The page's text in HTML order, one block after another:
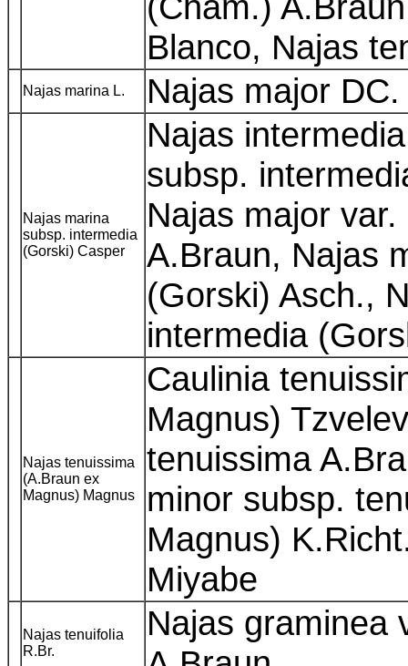
Blanco, Najas
Najas marina L. Najas major
Najas marina
subsp. intermedia
(Gorski) Casper
Najas
subsp.
Najas major
A.Braun, Najas
(Gorski) Asch.,
intermedia
Najas tenuissima
(A.Braun ex
Magnus) Magnus
Caulinia
Magnus)
tenuissima
minor subsp.
Magnus)
Miyabe
Najas tenuifolia
R.Br.
Najas graminea